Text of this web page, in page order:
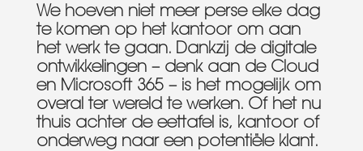
We hoeven niet meer perse elke dag
te komen op het kantoor om aan
het werk te gaan. Dankzij de digitale
ontwikkelingen – denk aan de Cloud
en Microsoft 365 – is het mogelijk om
overal ter wereld te werken. Of het nu
thuis achter de eettafel is, kantoor of
onderweg naar een potentiële klant.